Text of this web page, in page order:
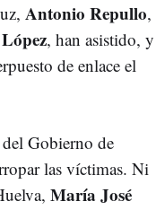
Antonio Repullo,
, han asistido, y
de enlace el
Gobierno de
las víctimas. Ni
María José